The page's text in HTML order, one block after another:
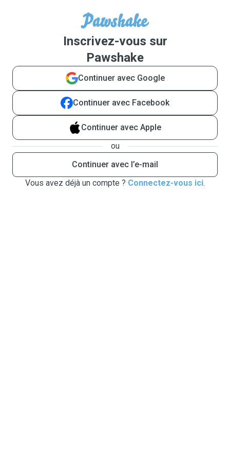
Inscrivez-vous sur
Pawshake
Continuer avec Google
Continuer avec Facebook
Continuer avec Apple
ou
Continuer avec l’e-mail
Vous avez déjà un compte ? Connectez-vous ici.